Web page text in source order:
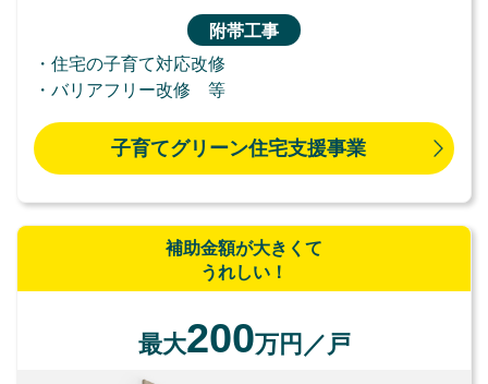
附帯工事
・住宅の子育て対応改修
・バリアフリー改修 等
子育てグリーン住宅支援事業
補助金額が大きくて
うれしい！
最大200万円／戸